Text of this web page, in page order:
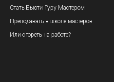
Стать Бьюти Гуру Мастером
Преподавать в школе мастеров
Или сгореть на работе?